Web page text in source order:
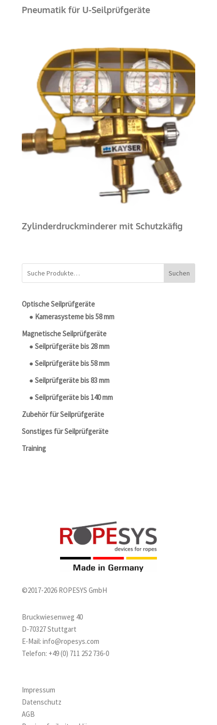
Pneumatik für U-Seilprüfgeräte
Zylinderdruckminderer mit Schutzkäfig
Suchen
Optische Seilprüfgeräte
● Kamerasysteme bis 58 mm
Magnetische Seilprüfgeräte
● Seilprüfgeräte bis 28 mm
● Seilprüfgeräte bis 58 mm
● Seilprüfgeräte bis 83 mm
● Seilprüfgeräte bis 140 mm
Zubehör für Seilprüfgeräte
Sonstiges für Seilprüfgeräte
Training
©2017-2026 ROPESYS GmbH
Bruckwiesenweg 40
D-70327 Stuttgart
E-Mail: info@ropesys.com
Telefon: +49 (0) 711 252 736-0
Impressum
Datenschutz
AGB